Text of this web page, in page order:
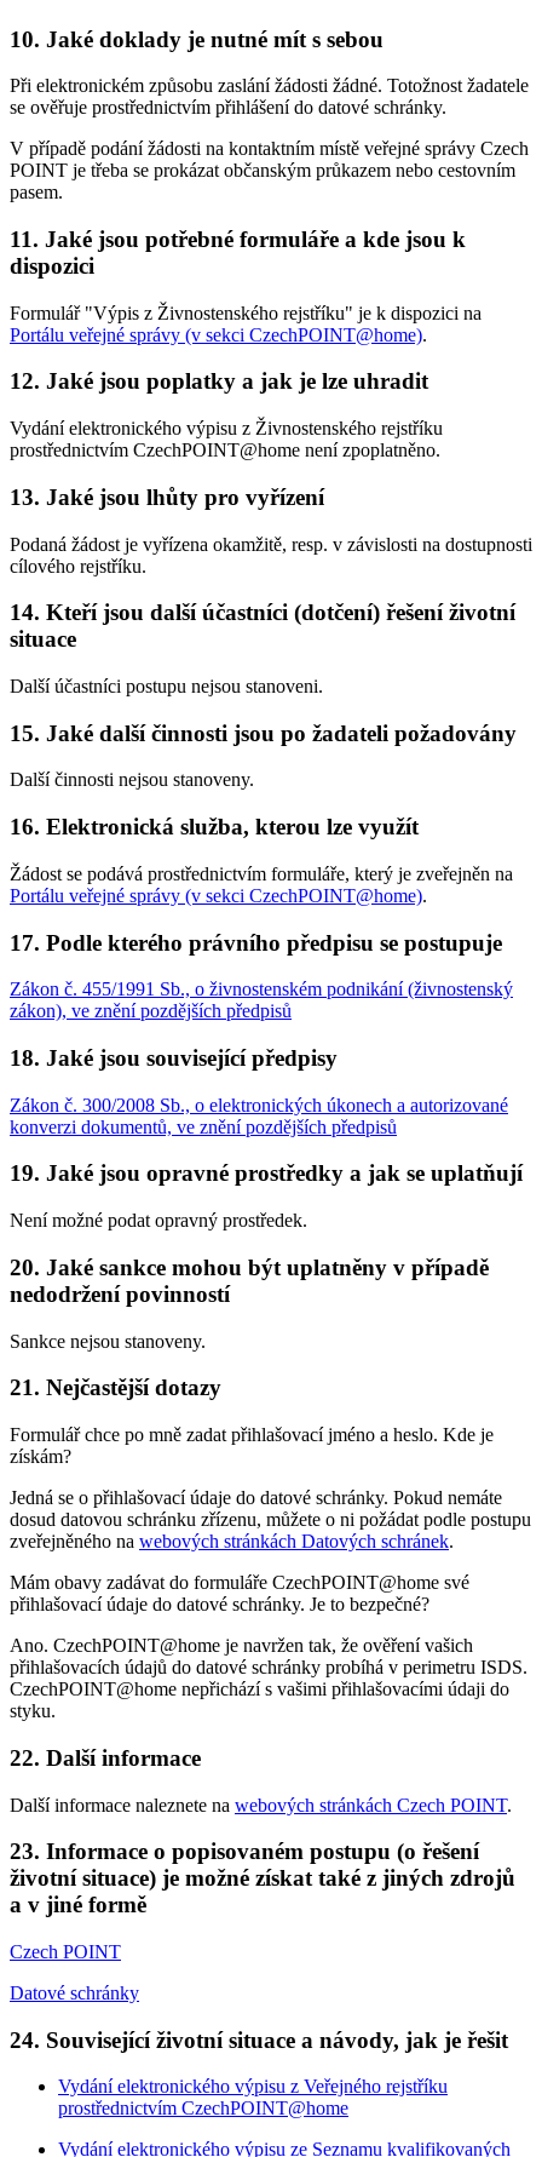
10. Jaké doklady je nutné mít s sebou
Při elektronickém způsobu zaslání žádosti žádné. Totožnost žadatele
se ověřuje prostřednictvím přihlášení do datové schránky.
V případě podání žádosti na kontaktním místě veřejné správy Czech
POINT je třeba se prokázat občanským průkazem nebo cestovním
pasem.
11. Jaké jsou potřebné formuláře a kde jsou k
dispozici
Formulář "Výpis z Živnostenského rejstříku" je k dispozici na
Portálu veřejné správy (v sekci CzechPOINT@home).
12. Jaké jsou poplatky a jak je lze uhradit
Vydání elektronického výpisu z Živnostenského rejstříku
prostřednictvím CzechPOINT@home není zpoplatněno.
13. Jaké jsou lhůty pro vyřízení
Podaná žádost je vyřízena okamžitě, resp. v závislosti na dostupnosti
cílového rejstříku.
14. Kteří jsou další účastníci (dotčení) řešení životní
situace
Další účastníci postupu nejsou stanoveni.
15. Jaké další činnosti jsou po žadateli požadovány
Další činnosti nejsou stanoveny.
16. Elektronická služba, kterou lze využít
Žádost se podává prostřednictvím formuláře, který je zveřejněn na
Portálu veřejné správy (v sekci CzechPOINT@home).
17. Podle kterého právního předpisu se postupuje
Zákon č. 455/1991 Sb., o živnostenském podnikání (živnostenský
zákon), ve znění pozdějších předpisů
18. Jaké jsou související předpisy
Zákon č. 300/2008 Sb., o elektronických úkonech a autorizované
konverzi dokumentů, ve znění pozdějších předpisů
19. Jaké jsou opravné prostředky a jak se uplatňují
Není možné podat opravný prostředek.
20. Jaké sankce mohou být uplatněny v případě
nedodržení povinností
Sankce nejsou stanoveny.
21. Nejčastější dotazy
Formulář chce po mně zadat přihlašovací jméno a heslo. Kde je
získám?
Jedná se o přihlašovací údaje do datové schránky. Pokud nemáte
dosud datovou schránku zřízenu, můžete o ni požádat podle postupu
zveřejněného na webových stránkách Datových schránek.
Mám obavy zadávat do formuláře CzechPOINT@home své
přihlašovací údaje do datové schránky. Je to bezpečné?
Ano. CzechPOINT@home je navržen tak, že ověření vašich
přihlašovacích údajů do datové schránky probíhá v perimetru ISDS.
CzechPOINT@home nepřichází s vašimi přihlašovacími údaji do
styku.
22. Další informace
Další informace naleznete na webových stránkách Czech POINT.
23. Informace o popisovaném postupu (o řešení
životní situace) je možné získat také z jiných zdrojů
a v jiné formě
Czech POINT
Datové schránky
24. Související životní situace a návody, jak je řešit
Vydání elektronického výpisu z Veřejného rejstříku
prostřednictvím CzechPOINT@home
Vydání elektronického výpisu ze Seznamu kvalifikovaných